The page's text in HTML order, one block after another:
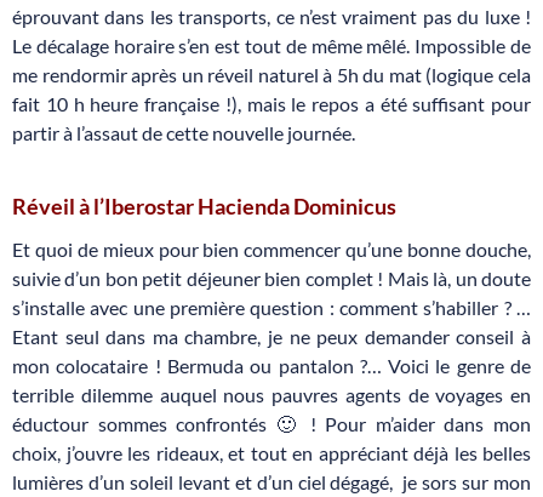
éprouvant dans les transports, ce n’est vraiment pas du luxe !
Le décalage horaire s’en est tout de même mêlé. Impossible de
me rendormir après un réveil naturel à 5h du mat (logique cela
fait 10 h heure française !), mais le repos a été suffisant pour
partir à l’assaut de cette nouvelle journée.
Réveil à l’Iberostar Hacienda Dominicus
Et quoi de mieux pour bien commencer qu’une bonne douche,
suivie d’un bon petit déjeuner bien complet ! Mais là, un doute
s’installe avec une première question : comment s’habiller ? …
Etant seul dans ma chambre, je ne peux demander conseil à
mon colocataire ! Bermuda ou pantalon ?… Voici le genre de
terrible dilemme auquel nous pauvres agents de voyages en
éductour sommes confrontés 🙂 ! Pour m’aider dans mon
choix, j’ouvre les rideaux, et tout en appréciant déjà les belles
lumières d’un soleil levant et d’un ciel dégagé, je sors sur mon